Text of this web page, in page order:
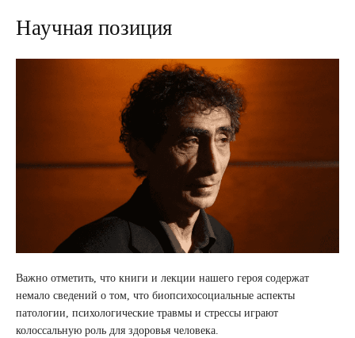
Научная позиция
Важно отметить, что книги и лекции нашего героя содержат
немало сведений о том, что биопсихосоциальные аспекты
патологии, психологические травмы и стрессы играют
колоссальную роль для здоровья человека.